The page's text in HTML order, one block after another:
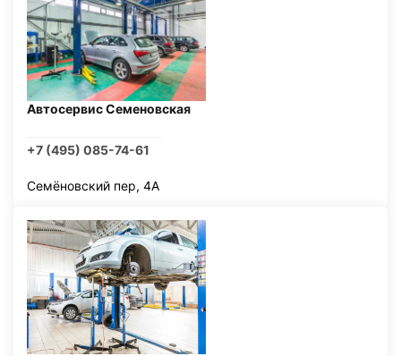
Автосервис Семеновская
+7 (495) 085-74-61
Семёновский пер, 4А